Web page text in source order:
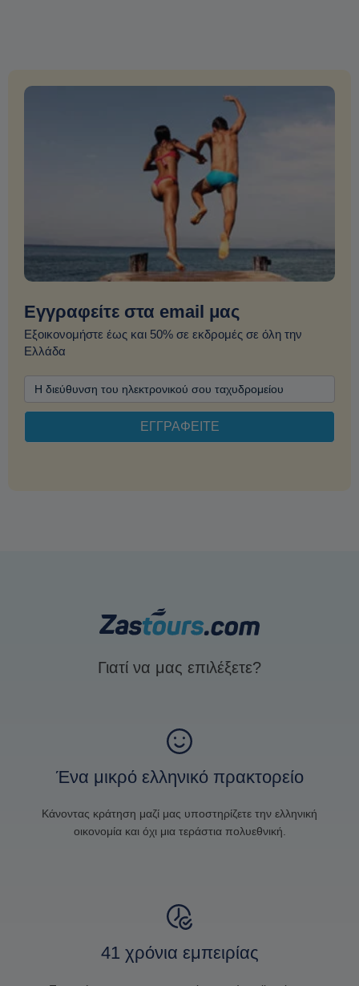
Εγγραφείτε στα email μας
Εξοικονομήστε έως και 50% σε εκδρομές σε όλη την
Ελλάδα
Γιατί να μας επιλέξετε?
Ένα μικρό ελληνικό πρακτορείο
Κάνοντας κράτηση μαζί μας υποστηρίζετε την ελληνική
οικονομία και όχι μια τεράστια πολυεθνική.
41 χρόνια εμπειρίας